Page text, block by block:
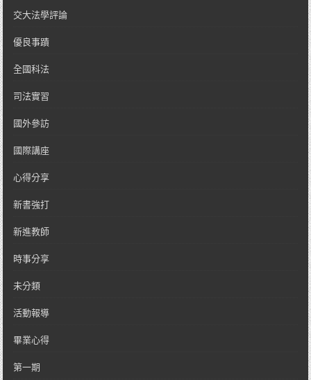
交大法學評論
優良事蹟
全國科法
司法實習
國外參訪
國際講座
心得分享
新書強打
新進教師
時事分享
未分類
活動報導
畢業心得
第一期